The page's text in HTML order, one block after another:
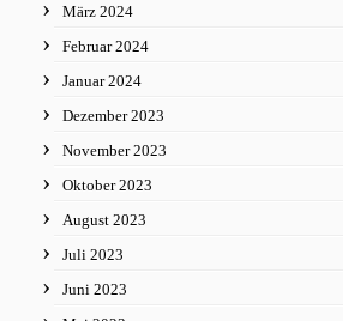
März 2024
Februar 2024
Januar 2024
Dezember 2023
November 2023
Oktober 2023
August 2023
Juli 2023
Juni 2023